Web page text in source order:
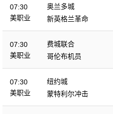
07:30
美职业
奥兰多城
新英格兰革命
07:30
美职业
费城联合
哥伦布机员
07:30
美职业
纽约城
蒙特利尔冲击